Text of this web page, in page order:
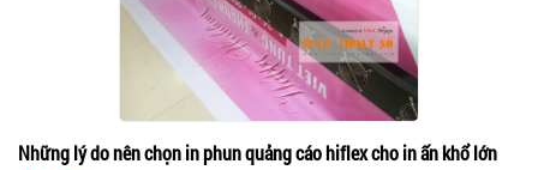
Những lý do nên chọn in phun quảng cáo hiflex cho in ấn khổ lớn